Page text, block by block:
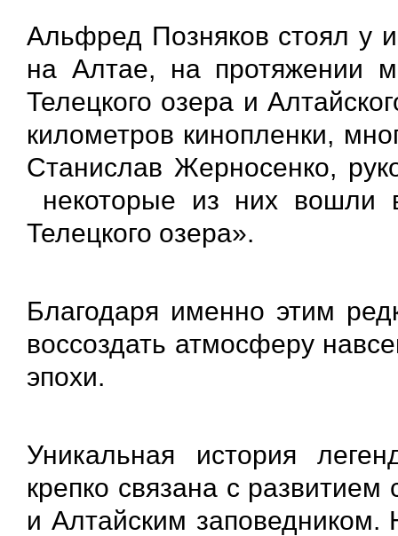
Альфред Позняков стоял у
на Алтае, на протяжении
Телецкого озера и
километров кинопленки,
Станислав Жерносенко,
некоторые из них
Телецкого озера».
Благодаря именно этим
воссоздать атмосферу
эпохи.
Уникальная история
крепко связана с развитием
и Алтайским заповедником.